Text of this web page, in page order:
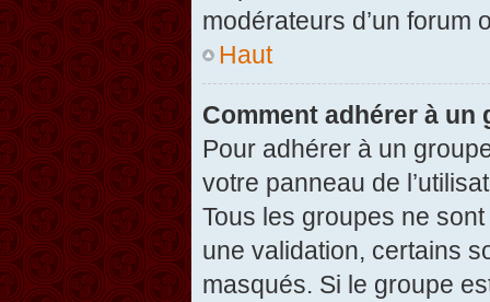
modérateurs d’un forum
Haut
Comment adhérer à un
Pour adhérer à un
votre panneau de
Tous les groupes ne
une validation, certains
masqués. Si le groupe